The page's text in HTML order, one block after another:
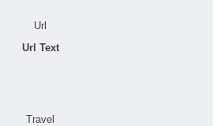
Url
Url Text
Travel